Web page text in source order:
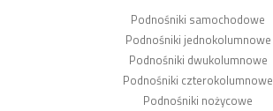
Podnośniki samochodowe
Podnośniki jednokolumnowe
Podnośniki dwukolumnowe
Podnośniki czterokolumnowe
Podnośniki nożycowe